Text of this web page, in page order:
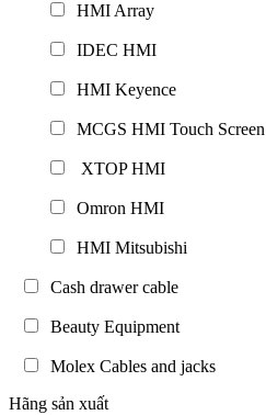
HMI Array
IDEC HMI
HMI Keyence
MCGS HMI Touch Screen
XTOP HMI
Omron HMI
HMI Mitsubishi
Cash drawer cable
Beauty Equipment
Molex Cables and jacks
Hãng sản xuất